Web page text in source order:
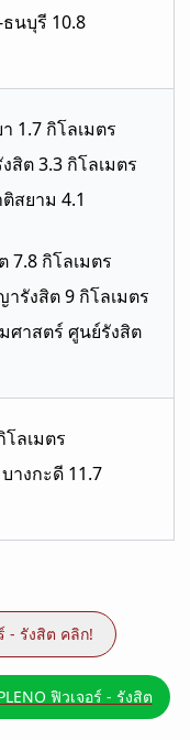
นบุรี 10.8
1.7 กิโลเมตร
สิต 3.3 กิโลเมตร
สยาม 4.1
7.8 กิโลเมตร
รังสิต 9 กิโลเมตร
ศาสตร์ ศูนย์รังสิต
ลเมตร
างกะดี 11.7
- รังสิต คลิก!
ฟิวเจอร์ - รังสิต